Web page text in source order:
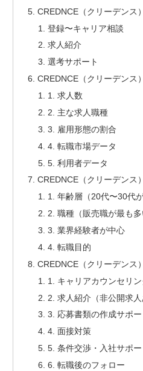
CREDNCE（クリーデンス
登録〜キャリア相談
求人紹介
選考サポート
CREDNCE（クリーデンス
1. 求人数
2. 主な求人職種
3. 雇用形態の割合
4. 転職市場データ
5. 利用者データ
CREDNCE（クリーデンス
1. 年齢層（20代〜30代が
2. 職種（販売職が最も多
3. 業界経験者が中心
4. 転職目的
CREDNCE（クリーデンス
1. キャリアカウンセリ
2. 求人紹介（非公開求人
3. 応募書類の作成サポー
4. 面接対策
5. 条件交渉・入社サポー
6. 転職後のフォロー